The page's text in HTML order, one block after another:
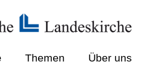
Themen Über uns